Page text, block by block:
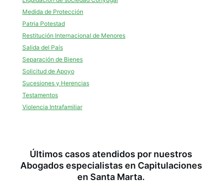
Medida de Protección
Patria Potestad
Restitución Internacional de Menores
Salida del País
Separación de Bienes
Solicitud de Apoyo
Sucesiones y Herencias
Testamentos
Violencia Intrafamiliar
Últimos casos atendidos por nuestros
Abogados especialistas en Capitulaciones
en Santa Marta.